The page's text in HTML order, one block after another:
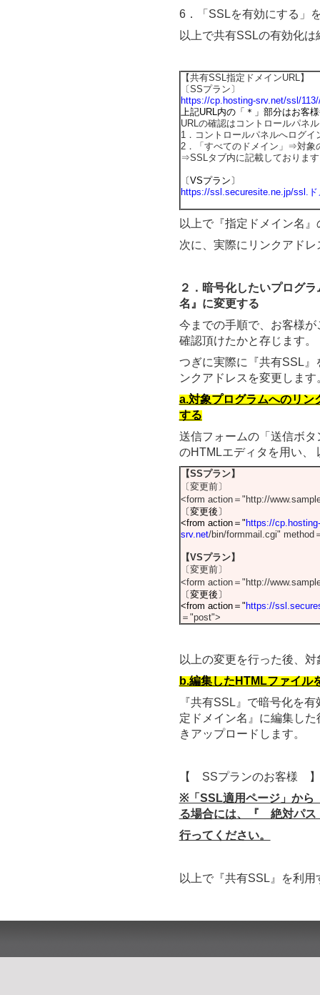
6．「SSLを有効にする」
以上で共有SSLの有効化は
【共有SSL指定ドメインURL】
〔SSプラン〕
https://cp.hosting-srv.net/ssl/
上記URL内の「 ＊ 」部分はお客
URLの確認はコントロールパネ
1．コントロールパネルへログイ
2．「すべてのドメイン」⇒対象
⇒SSLタブ内に記載しておりま
〔VSプラン〕
https://ssl.securesite.ne.jp/ssl.ド
以上で『指定ドメイン名
次に、実際にリンクアド
２．暗号化したいプログ
名』に変更する
今までの手順で、お客様
確認頂けたかと存じます。
つぎに実際に『共有SSL
ンクアドレスを変更します
a.対象プログラムへのリン
する
送信フォームの「送信ボ
のHTMLエディタを用い、
【SSプラン】
〔変更前〕
<form action＝"http://
〔変更後〕
<from action＝" https://
srv.net/bin/formmail.cgi" method
【VSプラン】
〔変更前〕
<form action＝"http://
〔変更後〕
<from action＝" https://
＝"post">
以上の変更を行った後、
b.編集したHTMLファイル
『共有SSL』で暗号化を
定ドメイン名』に編集し
きアップロードします。
【 SSプランのお客様 】
※「SSL適用ページ」から
る場合には、『 絶対パ
行ってください。
以上で『共有SSL』を利